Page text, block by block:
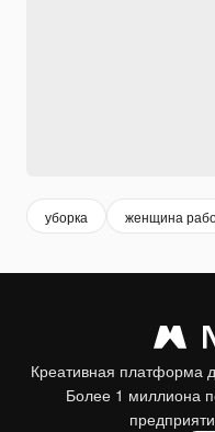
уборка женщина
Креативная платформа
Более 1 миллиона